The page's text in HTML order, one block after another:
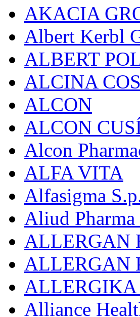
AKACIA
Albert Kerbl
ALBERT
ALCINA
ALCON
ALCON
Alcon
ALFA VITA
Alfasigma
Aliud
ALLERGAN
ALLERGAN
ALLERGIKA
Alliance